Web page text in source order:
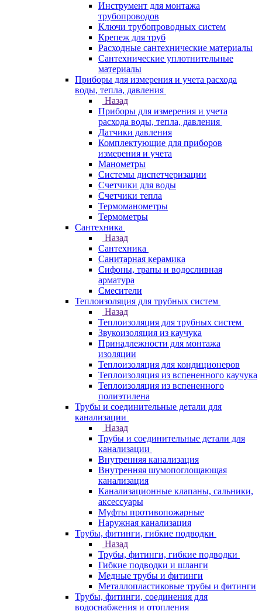
Инструмент для монтажа
трубопроводов
Ключи трубопроводных систем
Крепеж для труб
Расходные сантехнические материалы
Сантехнические уплотнительные
материалы
Приборы для измерения и учета расхода
воды, тепла, давления
Назад
Приборы для измерения и учета
расхода воды, тепла, давления
Датчики давления
Комплектующие для приборов
измерения и учета
Манометры
Системы диспетчеризации
Счетчики для воды
Счетчики тепла
Термоманометры
Термометры
Сантехника
Назад
Сантехника
Санитарная керамика
Сифоны, трапы и водосливная
арматура
Смесители
Теплоизоляция для трубных систем
Назад
Теплоизоляция для трубных систем
Звукоизоляция из каучука
Принадлежности для монтажа
изоляции
Теплоизоляция для кондиционеров
Теплоизоляция из вспененного каучука
Теплоизоляция из вспененного
полиэтилена
Трубы и соединительные детали для
канализации
Назад
Трубы и соединительные детали для
канализации
Внутренняя канализация
Внутренняя шумопоглощающая
канализация
Канализационные клапаны, сальники,
аксессуары
Муфты противопожарные
Наружная канализация
Трубы, фитинги, гибкие подводки
Назад
Трубы, фитинги, гибкие подводки
Гибкие подводки и шланги
Медные трубы и фитинги
Металлопластиковые трубы и фитинги
Трубы, фитинги, соединения для
водоснабжения и отопления